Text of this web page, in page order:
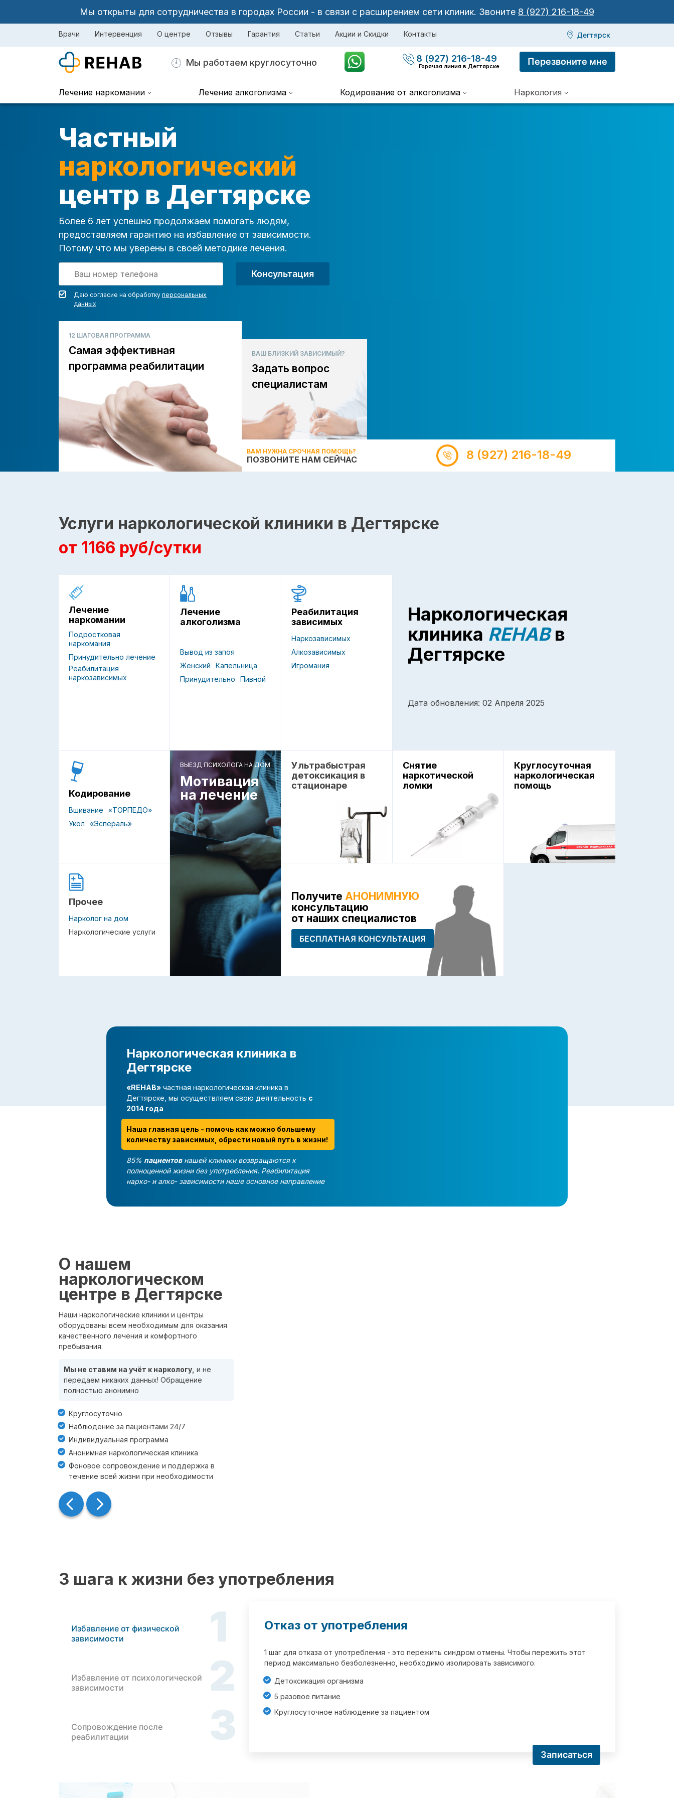
Мы открыты для сотрудничества в городах России - в связи с расширением сети клиник. Звоните 8 (927) 216-18-49
Врачи Интервенция О центре Отзывы Гарантия Статьи Акции и Скидки Контакты Дегтярск
Мы работаем круглосуточно 8 (927) 216-18-49
Горячая линия в Дегтярске Перезвоните мне
Лечение наркомании Лечение алкоголизма Кодирование от алкоголизма Наркология
Частный
наркологический
центр в Дегтярске
Более 6 лет успешно продолжаем помогать людям,
предоставляем гарантию на избавление от зависимости.
Потому что мы уверены в своей методике лечения.
Даю согласие на обработку персональных
данных
Консультация
12 ШАГОВАЯ ПРОГРАММА
Самая эффективная
программа реабилитации
ВАШ БЛИЗКИЙ ЗАВИСИМЫЙ?
Задать вопрос
специалистам
ВАМ НУЖНА СРОЧНАЯ ПОМОЩЬ?
ПОЗВОНИТЕ НАМ СЕЙЧАС 8 (927) 216-18-49
Услуги наркологической клиники в Дегтярске
от 1166 руб/сутки
Лечение
наркомании
Подростковая
наркомания
Принудительно лечение
Реабилитация
наркозависимых
Лечение
алкоголизма
Вывод из запоя
Женский
Капельница
Принудительно
Пивной
Реабилитация
зависимых
Наркозависимых
Алкозависимых
Игромания
Наркологическая
клиника REHABв
Дегтярске
Дата обновления: 02 Апреля 2025
Кодирование
Вшивание
«ТОРПЕДО»
Укол
«Эспераль»
Прочее
Нарколог на дом
Наркологические услуги
ВЫЕЗД ПСИХОЛОГА НА ДОМ
Мотивация
на лечение
Ультрабыстрая
детоксикация в
стационаре
Снятие
наркотической
ломки
Получите АНОНИМНУЮ
консультацию
от наших специалистов
БЕСПЛАТНАЯ КОНСУЛЬТАЦИЯ
Круглосуточная
наркологическая
помощь
Наркологическая клиника в
Дегтярске
«REHAB» частная наркологическая клиника в
Дегтярске, мы осуществляем свою деятельность с
2014 года
Наша главная цель - помочь как можно большему
количеству зависимых, обрести новый путь в жизни!
85% пациентовнашей клиники возвращаются к
полноценной жизни без употребления. Реабилитация
нарко- и алко- зависимости наше основное направление
О нашем
наркологическом
центре в Дегтярске
Наши наркологические клиники и центры
оборудованы всем необходимым для оказания
качественного лечения и комфортного
пребывания.
Мы не ставим на учёт к наркологу, и не
передаем никаких данных! Обращение
полностью анонимно
Круглосуточно
Наблюдение за пациентами 24/7
Индивидуальная программа
Анонимная наркологическая клиника
Фоновое сопровождение и поддержка в
течение всей жизни при необходимости
3 шага к жизни без употребления
Избавление от физической
зависимости
1
Избавление от психологической
зависимости
2
Сопровождение после
реабилитации
3
Отказ от употребления
1 шаг для отказа от употребления - это пережить синдром отмены. Чтобы пережить этот
период максимально безболезненно, необходимо изолировать зависимого.
Детоксикация организма
5 разовое питание
Круглосуточное наблюдение за пациентом
Записаться